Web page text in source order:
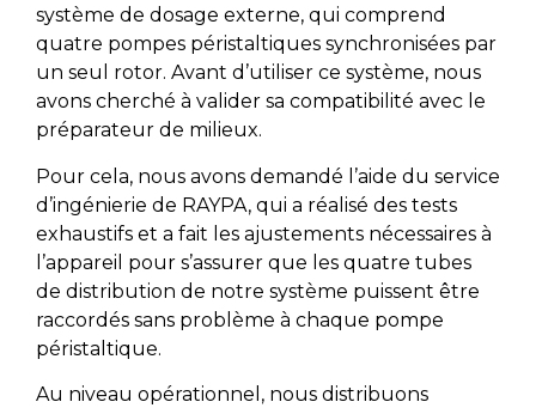
système de dosage externe, qui comprend
quatre pompes péristaltiques synchronisées par
un seul rotor. Avant d’utiliser ce système, nous
avons cherché à valider sa compatibilité avec le
préparateur de milieux.
Pour cela, nous avons demandé l’aide du service
d’ingénierie de RAYPA, qui a réalisé des tests
exhaustifs et a fait les ajustements nécessaires à
l’appareil pour s’assurer que les quatre tubes
de distribution de notre système puissent être
raccordés sans problème à chaque pompe
péristaltique.
Au niveau opérationnel, nous distribuons